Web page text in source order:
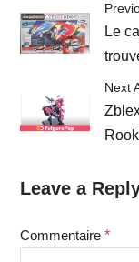
Le
Next
Leave a
Commentaire *